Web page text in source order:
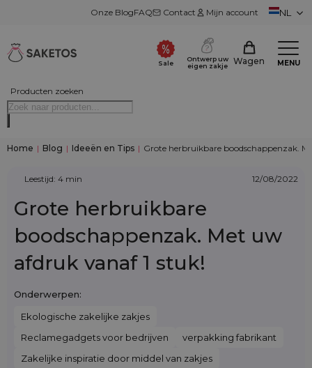
Onze BlogFAQ Contact Mijn account NL
Producten zoeken
Sale
Ontwerp uw
eigen zakje
Wagen MENU
Home | Blog | Ideeën en Tips | Grote herbruikbare boodschappenzak.
Leestijd: 4 min 12/08/2022
Grote herbruikbare
boodschappenzak. Met uw
afdruk vanaf 1 stuk!
Onderwerpen:
Ekologische zakelijke zakjes
Reclamegadgets voor bedrijven
verpakking fabrikant
Zakelijke inspiratie door middel van zakjes